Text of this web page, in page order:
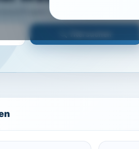
Heidelberg · 2014 · Heft